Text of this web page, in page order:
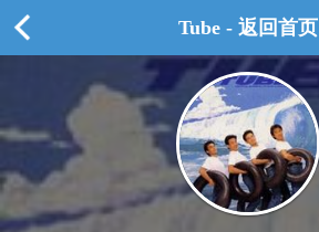
Tube - 返回首页